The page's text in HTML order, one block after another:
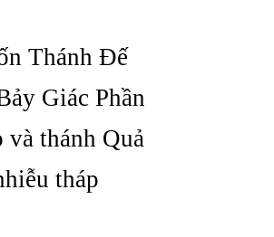
Thánh Đế
Giác Phần
và thánh Quả
tháp